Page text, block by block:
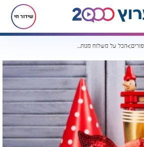
שידור חי
פורים הכל על משלוח מנות: מה צריך לשלוח ולמי?